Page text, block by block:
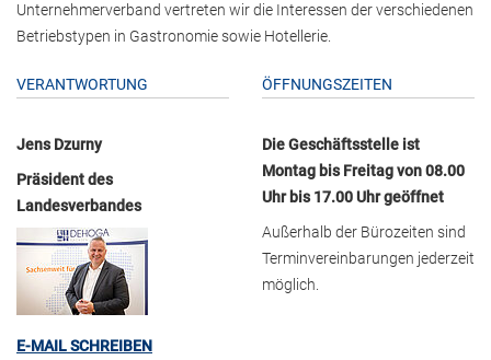
Unternehmerverband vertreten wir die Interessen der verschiedenen
Betriebstypen in Gastronomie sowie Hotellerie.
VERANTWORTUNG
Jens Dzurny
Präsident des
Landesverbandes
E-MAIL SCHREIBEN
ÖFFNUNGSZEITEN
Die Geschäftsstelle ist
Montag bis Freitag von 08.00
Uhr bis 17.00 Uhr geöffnet
Außerhalb der Bürozeiten sind
Terminvereinbarungen jederzeit
möglich.